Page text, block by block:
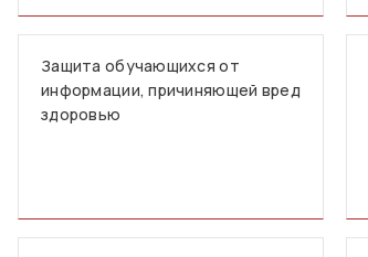
Защита обучающихся от
информации, причиняющей вред
здоровью